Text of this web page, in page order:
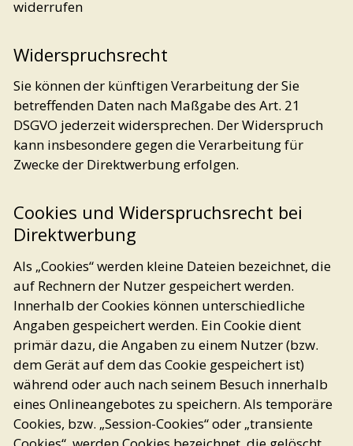
widerrufen
Widerspruchsrecht
Sie können der künftigen Verarbeitung der Sie
betreffenden Daten nach Maßgabe des Art. 21
DSGVO jederzeit widersprechen. Der Widerspruch
kann insbesondere gegen die Verarbeitung für
Zwecke der Direktwerbung erfolgen.
Cookies und Widerspruchsrecht bei
Direktwerbung
Als „Cookies“ werden kleine Dateien bezeichnet, die
auf Rechnern der Nutzer gespeichert werden.
Innerhalb der Cookies können unterschiedliche
Angaben gespeichert werden. Ein Cookie dient
primär dazu, die Angaben zu einem Nutzer (bzw.
dem Gerät auf dem das Cookie gespeichert ist)
während oder auch nach seinem Besuch innerhalb
eines Onlineangebotes zu speichern. Als temporäre
Cookies, bzw. „Session-Cookies“ oder „transiente